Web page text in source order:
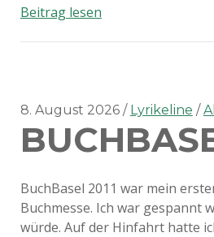
Beitrag lesenHallo
8. August 2026 Lyrikeline
BuchBasel 2011 war mein
Buchmesse. Ich war gespannt
würde. Auf der Hinfahrt hatte